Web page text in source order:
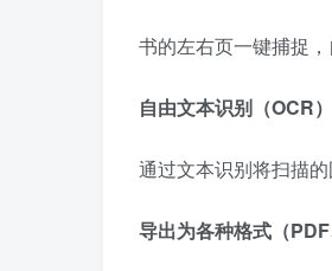
书的左右页一键捕捉
自由文本识别（OCR）
通过文本识别将扫描
导出为各种格式（PDF